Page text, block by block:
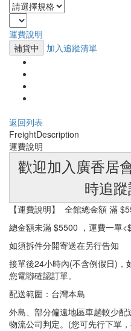
運費說明
補貨中
加入追蹤清單
返回列表
FreightDescription
運費說明
歡迎加入廣香居
時追
【運費說明】 全館總金額 滿
總金額未滿 $5500 ，運費一單
如須拆件分開寄送在另行告知
接單後24小時內(不含例假日)，
您電聯確認訂單。
配送範圍：台灣本島
外島、部分偏遠地區車趟較少
物流公司判定。(您可先行下單